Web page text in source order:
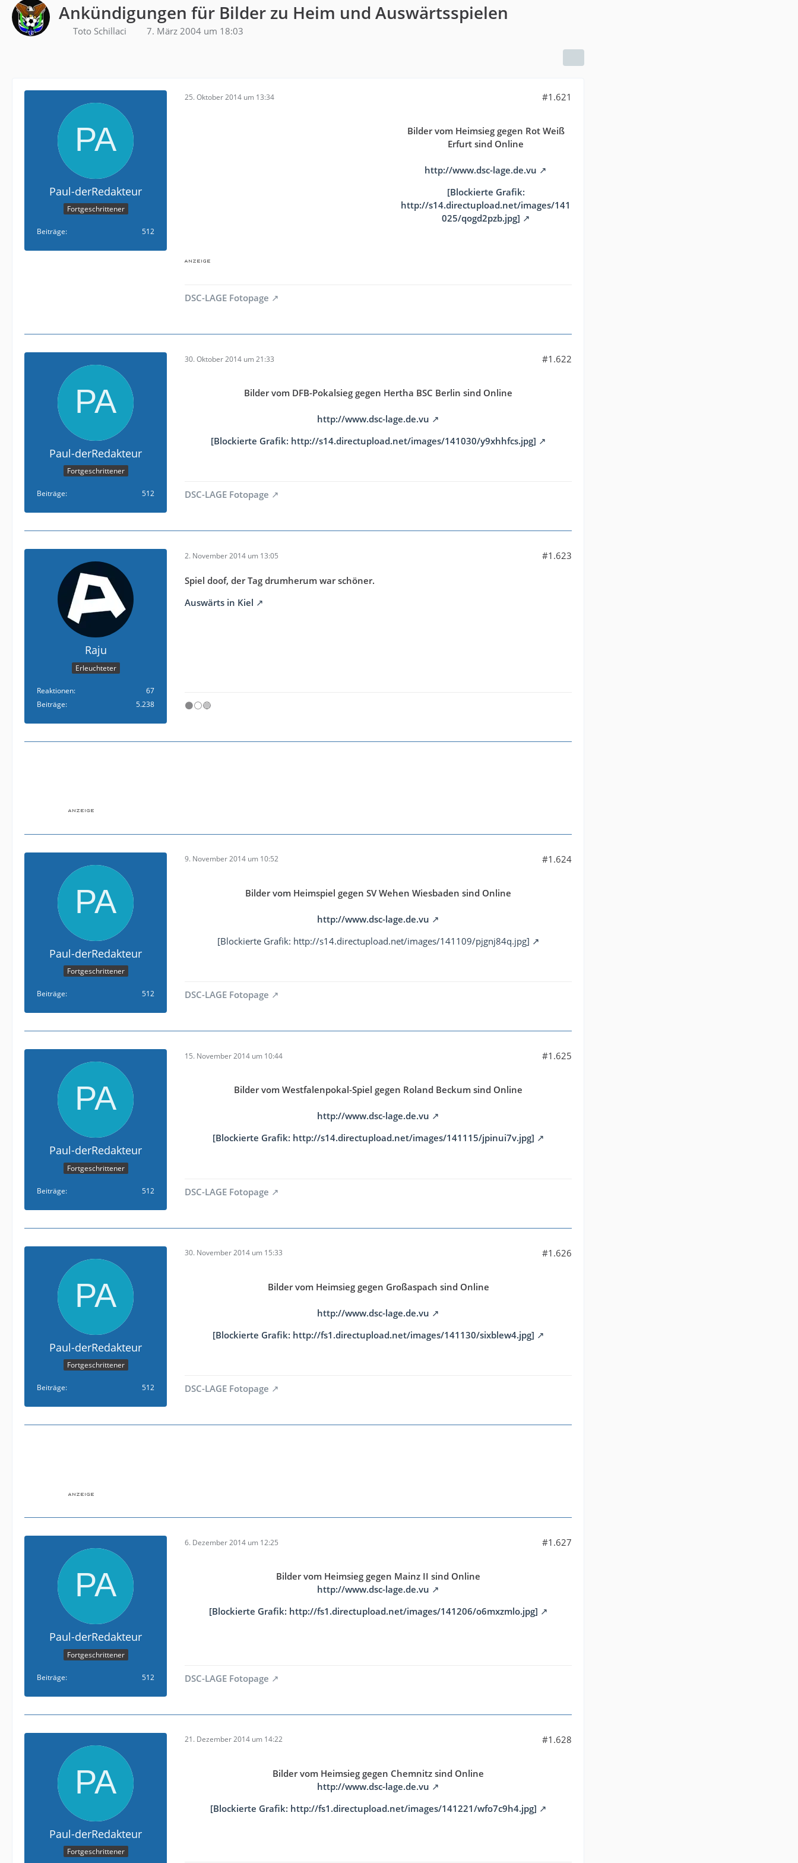
Ankündigungen für Bilder zu Heim und Auswärtsspielen
Toto Schillaci 7. März 2004 um 18:03
Paul-derRedakteur
Fortgeschrittener
Beiträge 512
25. Oktober 2014 um 13:34 #1.621
Bilder vom Heimsieg gegen Rot Weiß
Erfurt sind Online
http://www.dsc-lage.de.vu
[Blockierte Grafik:
http://s14.directupload.net/images/141
025/qogd2pzb.jpg]
DSC-LAGE Fotopage
Paul-derRedakteur
Fortgeschrittener
Beiträge 512
30. Oktober 2014 um 21:33 #1.622
Bilder vom DFB-Pokalsieg gegen Hertha BSC Berlin sind Online
http://www.dsc-lage.de.vu
[Blockierte Grafik: http://s14.directupload.net/images/141030/y9xhhfcs.jpg]
DSC-LAGE Fotopage
Raju
Erleuchteter
Reaktionen
67
Beiträge
5.238
2. November 2014 um 13:05 #1.623
Spiel doof, der Tag drumherum war schöner.
Auswärts in Kiel
⚫⚪🔵
Paul-derRedakteur
Fortgeschrittener
Beiträge 512
9. November 2014 um 10:52 #1.624
Bilder vom Heimspiel gegen SV Wehen Wiesbaden sind Online
http://www.dsc-lage.de.vu
[Blockierte Grafik: http://s14.directupload.net/images/141109/pjgnj84q.jpg]
DSC-LAGE Fotopage
Paul-derRedakteur
Fortgeschrittener
Beiträge 512
15. November 2014 um 10:44 #1.625
Bilder vom Westfalenpokal-Spiel gegen Roland Beckum sind Online
http://www.dsc-lage.de.vu
[Blockierte Grafik: http://s14.directupload.net/images/141115/jpinui7v.jpg]
DSC-LAGE Fotopage
Paul-derRedakteur
Fortgeschrittener
Beiträge 512
30. November 2014 um 15:33 #1.626
Bilder vom Heimsieg gegen Großaspach sind Online
http://www.dsc-lage.de.vu
[Blockierte Grafik: http://fs1.directupload.net/images/141130/sixblew4.jpg]
DSC-LAGE Fotopage
Paul-derRedakteur
Fortgeschrittener
Beiträge 512
6. Dezember 2014 um 12:25 #1.627
Bilder vom Heimsieg gegen Mainz II sind Online
http://www.dsc-lage.de.vu
[Blockierte Grafik: http://fs1.directupload.net/images/141206/o6mxzmlo.jpg]
DSC-LAGE Fotopage
Paul-derRedakteur
Fortgeschrittener
21. Dezember 2014 um 14:22 #1.628
Bilder vom Heimsieg gegen Chemnitz sind Online
http://www.dsc-lage.de.vu
[Blockierte Grafik: http://fs1.directupload.net/images/141221/wfo7c9h4.jpg]